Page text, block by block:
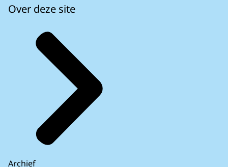
Over deze site
Archief